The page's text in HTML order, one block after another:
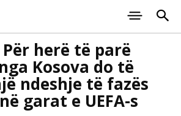
herë të parë
Kosova do të
ndeshje të fazës
garat e UEFA-s